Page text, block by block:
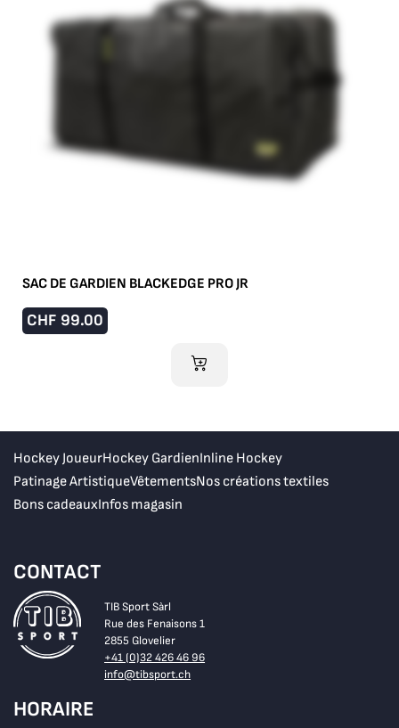
SAC DE GARDIEN BLACKEDGE PRO JR
CHF 99.00
AJOUTER AU PANIER
Hockey JoueurHockey GardienInline Hockey
Patinage ArtistiqueVêtementsNos créations textiles
Bons cadeauxInfos magasin
CONTACT
TIB Sport Sàrl
Rue des Fenaisons 1
2855 Glovelier
+41 (0)32 426 46 96
info@tibsport.ch
HORAIRE